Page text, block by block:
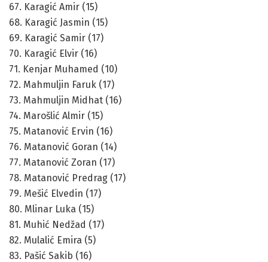
67. Karagić Amir (15)
68. Karagić Jasmin (15)
69. Karagić Samir (17)
70. Karagić Elvir (16)
71. Kenjar Muhamed (10)
72. Mahmuljin Faruk (17)
73. Mahmuljin Midhat (16)
74. Marošlić Almir (15)
75. Matanović Ervin (16)
76. Matanović Goran (14)
77. Matanović Zoran (17)
78. Matanović Predrag (17)
79. Mešić Elvedin (17)
80. Mlinar Luka (15)
81. Muhić Nedžad (17)
82. Mulalić Emira (5)
83. Pašić Sakib (16)